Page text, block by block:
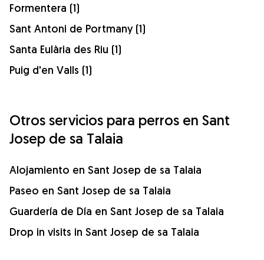
Formentera (1)
Sant Antoni de Portmany (1)
Santa Eulària des Riu (1)
Puig d'en Valls (1)
Otros servicios para perros en Sant
Josep de sa Talaia
Alojamiento en Sant Josep de sa Talaia
Paseo en Sant Josep de sa Talaia
Guardería de Día en Sant Josep de sa Talaia
Drop in visits in Sant Josep de sa Talaia